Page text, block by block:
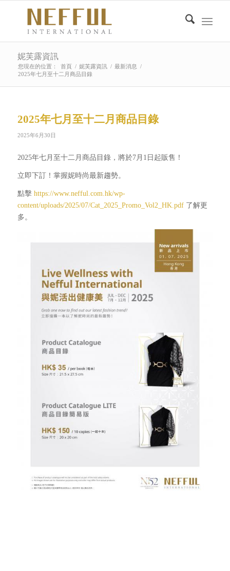
妮芙露資訊
您現在的位置： 首頁 / 妮芙露資訊 / 最新消息
/
2025年七月至十二月商品目錄
2025年七月至十二月商品目錄
2025年6月30日
2025年七月至十二月商品目錄，將於7月 1 日起販售！
立即下訂！掌握妮時尚最新趨勢。
點擊 https://www.nefful.com.hk/wp-
content/uploads/2025/07/Cat_2025_Promo_Vol2_HK.pdf 了解更
多。